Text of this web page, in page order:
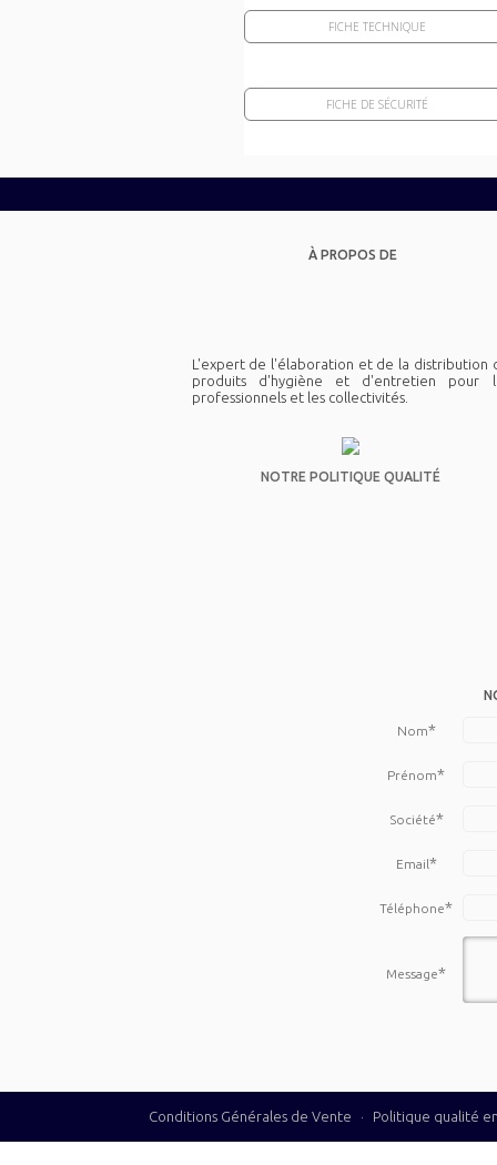
FICHE TECHNIQUE
FICHE DE SÉCURITÉ
À PROPOS DE
L'expert de l'élaboration et de la distribution
produits d'hygiène et d'entretien pour
professionnels et les collectivités.
NOTRE POLITIQUE QUALITÉ
Nom*
Prénom*
Société*
Email*
Téléphone*
Message*
Conditions Générales de Vente · Politique qualité